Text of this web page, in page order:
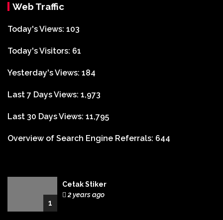
Web Traffic
Today's Views: 103
Today's Visitors: 61
Yesterday's Views: 184
Last 7 Days Views: 1,973
Last 30 Days Views: 11,795
Overview of Search Engine Referrals: 644
1
Cetak Stiker
2 years ago